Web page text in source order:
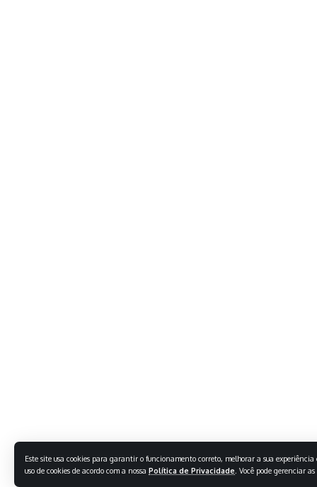
Este site usa cookies para garantir o funcionamento correto, melhorar a sua
uso de cookies de acordo com a nossa Política de Privacidade . Você pode gerenciar